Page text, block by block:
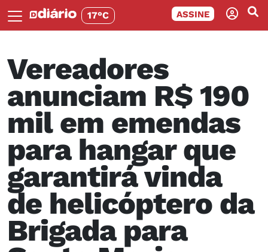
17°C ASSINE
Vereadores
anunciam R$ 190
mil em emendas
para hangar que
garantirá vinda
de helicóptero da
Brigada para